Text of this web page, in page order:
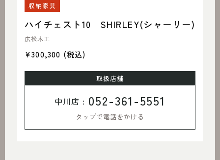
収納家具
ハイチェスト10 SHIRLEY(シャーリー)
広松木工
¥300,300 (税込)
取扱店舗
中川店 : 052-361-5551
タップで電話をかける